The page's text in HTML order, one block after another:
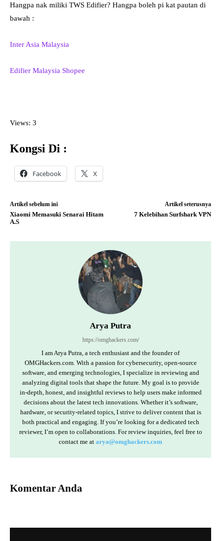
Hangpa nak miliki TWS Edifier? Hangpa boleh pi kat pautan di
bawah :
Inter Asia Malaysia
Edifier Malaysia Shopee
Views: 3
Kongsi Di :
Facebook X
Artikel sebelum ini
Xiaomi Memasuki Senarai Hitam
A.S
Artikel seterusnya
7 Kelebihan Surfshark VPN
Arya Putra
https://omghackers.com/
I am Arya Putra, a tech enthusiast and the founder of
OMGHackers.com. With a passion for cybersecurity, open-source
software, and emerging technologies, I specialize in reviewing and
analyzing digital tools that shape the future. My goal is to provide
in-depth, honest, and insightful reviews to help users make informed
decisions about the latest tech innovations. Whether it’s software,
hardware, or security-related topics, I strive to deliver content that is
both practical and engaging. If you’re looking for a dedicated tech
reviewer, I’m open to collaborations. For review inquiries, feel free to
contact me at arya@omghackers.com
Komentar Anda